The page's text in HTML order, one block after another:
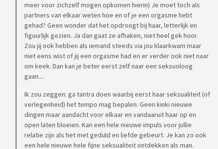
meer voor zichzelf mogen opkomen hierin) Je moet toch als
partners van elkaar weten hoe en of je een orgasme hebt
gehad? Geen wonder dat het opdroogt bij haar, letterlijk en
figuurlijk gezien. Ja dan gaat ze afhaken, niet heel gek hoor.
Zou jij ook hebben als iemand steeds via jou klaarkwam maar
niet eens wist of jij een orgasme had en er verder ook niet naar
om keek. Dan kan je beter eerst zelf naar een seksuoloog
gaan....
Ik zou zeggen: ga tantra doen waarbij eerst haar seksualiteit (of
verlegenheid) het tempo mag bepalen. Geen kinki nieuwe
dingen maar aandacht voor elkaar en vandaaruit haar op en
open laten bloeien. Kan een hele nieuwe impuls voor jullie
relatie zijn als het met geduld en liefde gebeurt. Je kan zo ook
een hele nieuwe hele fijne seksualiteit ontdekken als man.